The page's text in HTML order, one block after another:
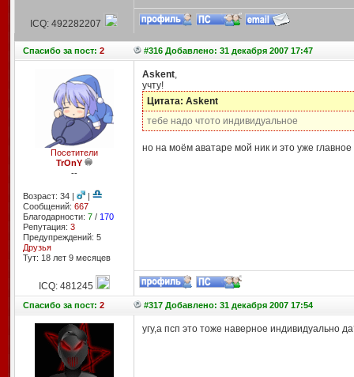
ICQ: 492282207
Спасибоза пост: 2 #316 Добавлено: 31 декабря 2007 17:47
Посетители
TrOnY
--
Возраст: 34 |
|
Сообщений: 667
Благодарности: 7/ 170
Репутация: 3
Предупреждений: 5
Друзья
Тут: 18 лет 9 месяцев
Askent,
учту!
Цитата: Askent
тебе надо чтото индивидуальное
но на моём аватаре мой ник и это уже главное
ICQ: 481245
Спасибоза пост: 2 #317 Добавлено: 31 декабря 2007 17:54
угу,а псп это тоже наверное индивидуально